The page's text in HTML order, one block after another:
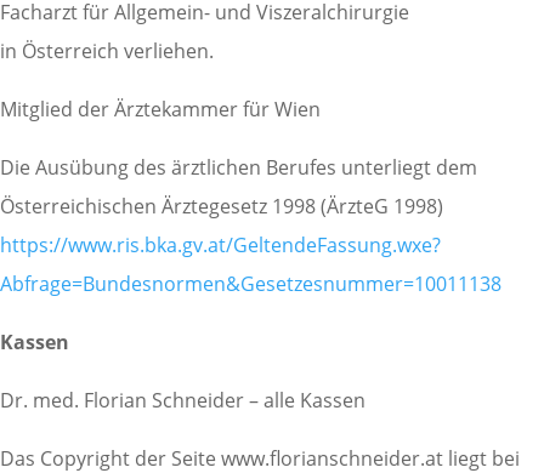
Facharzt für Allgemein-­ und Viszeralchirurgie
in Österreich verliehen.
Mitglied der Ärztekammer für Wien
Die Ausübung des ärztlichen Berufes unterliegt dem
Österreichischen Ärztegesetz 1998 (ÄrzteG 1998)
https://www.ris.bka.gv.at/GeltendeFassung.wxe?
Abfrage=Bundesnormen&Gesetzesnummer=10011138
Kassen
Dr. med. Florian Schneider – alle Kassen
Das Copyright der Seite www.florianschneider.at liegt bei